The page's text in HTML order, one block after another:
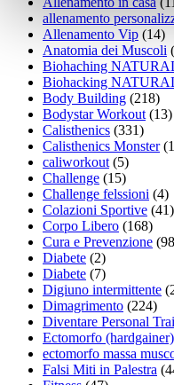
allenamento
Allenamento Vip (14)
Anatomia dei Muscoli
Biohaching
Biohacking
Body Building (218)
Bodystar Workout(13)
Calisthenics (331)
Calisthenics Monster
caliworkout(5)
Challenge (15)
Challenge felssioni (4)
Colazioni Sportive (41)
Corpo Libero (168)
Cura e Prevenzione
Diabete (2)
Diabete (7)
Digiuno intermittente
Dimagrimento (224)
Diventare Personal
Ectomorfo (hardgainer)
ectomorfo massa
Falsi Miti in Palestra